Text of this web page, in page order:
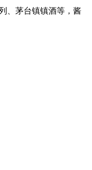
、茅台镇镇酒等，酱